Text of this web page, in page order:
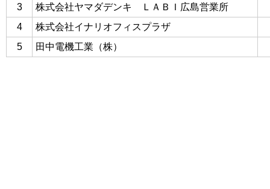
3
株式会社ヤマダデンキ ＬＡＢＩ広島営業所
4
株式会社イナリオフィスプラザ
5
田中電機工業（株）